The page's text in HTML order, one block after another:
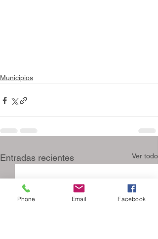
Municipios
Entradas recientes Ver todo
Phone Email Facebook